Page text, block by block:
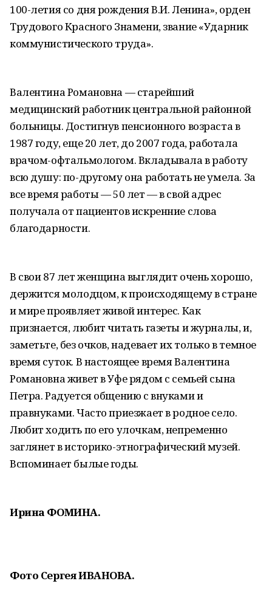
100-летия со дня рождения В.И. Ленина», орден
Трудового Красного Знамени, звание «Ударник
коммунистического труда».
Валентина Романовна — старейший
медицинский работник центральной районной
больницы. Достигнув пенсионного возраста в
1987 году, еще 20 лет, до 2007 года, работала
врачом-офтальмологом. Вкладывала в работу
всю душу: по-другому она работать не умела. За
все время работы — 50 лет — в свой адрес
получала от пациентов искренние слова
благодарности.
В свои 87 лет женщина выглядит очень хорошо,
держится молодцом, к происходящему в стране
и мире проявляет живой интерес. Как
признается, любит читать газеты и журналы, и,
заметьте, без очков, надевает их только в темное
время суток. В настоящее время Валентина
Романовна живет в Уфе рядом с семьей сына
Петра. Радуется общению с внуками и
правнуками. Часто приезжает в родное село.
Любит ходить по его улочкам, непременно
заглянет в историко-этнографический музей.
Вспоминает былые годы.
Ирина ФОМИНА.
Фото Сергея ИВАНОВА.